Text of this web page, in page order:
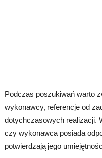
Podczas poszukiwań warto
wykonawcy, referencje od
dotychczasowych realizacji.
czy wykonawca posiada
potwierdzają jego